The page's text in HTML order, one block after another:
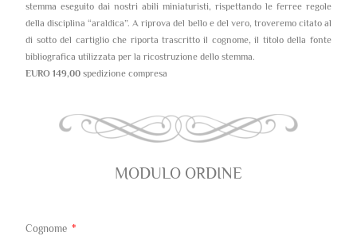
stemma eseguito dai nostri abili miniaturisti, rispettando le ferree regole
della disciplina “araldica”. A riprova del bello e del vero, troveremo citato al
di sotto del cartiglio che riporta trascritto il cognome, il titolo della fonte
bibliografica utilizzata per la ricostruzione dello stemma.
EURO 149,00 spedizione compresa
MODULO ORDINE
Cognome